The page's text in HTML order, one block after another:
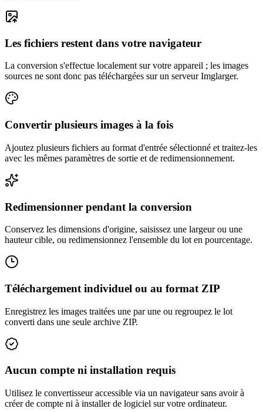
Les fichiers restent dans votre navigateur
La conversion s'effectue localement sur votre appareil ; les images
sources ne sont donc pas téléchargées sur un serveur Imglarger.
Convertir plusieurs images à la fois
Ajoutez plusieurs fichiers au format d'entrée sélectionné et traitez-les
avec les mêmes paramètres de sortie et de redimensionnement.
Redimensionner pendant la conversion
Conservez les dimensions d'origine, saisissez une largeur ou une
hauteur cible, ou redimensionnez l'ensemble du lot en pourcentage.
Téléchargement individuel ou au format ZIP
Enregistrez les images traitées une par une ou regroupez le lot
converti dans une seule archive ZIP.
Aucun compte ni installation requis
Utilisez le convertisseur accessible via un navigateur sans avoir à
créer de compte ni à installer de logiciel sur votre ordinateur.